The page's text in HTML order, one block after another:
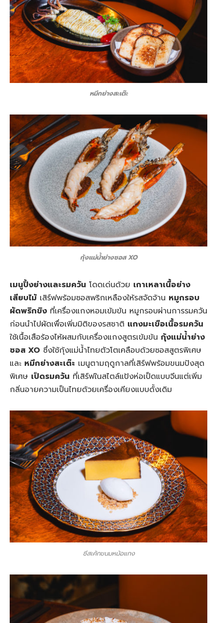
หมึกย่างสะเต๊ะ
กุ้งแม่น้ำย่างซอส XO
เมนูปิ้งย่างและรมควัน โดดเด่นด้วย เกาเหลาเนื้อย่าง
เสียบไม้ เสิร์ฟพร้อมซอสพริกเหลืองให้รสจัดจ้าน หมูกรอบ
ผัดพริกขิง ที่เครื่องแกงหอมเข้มข้น หมูกรอบผ่านการรมควัน
ก่อนนำไปผัดเพื่อเพิ่มมิติของรสชาติ แกงมะเขือเนื้อรมควัน
ใช้เนื้อเสือร้องไห้ผสมกับเครื่องแกงสูตรเข้มข้น กุ้งแม่น้ำย่าง
ซอส XO ซึ่งใช้กุ้งแม่น้ำไทยตัวโตเคลือบด้วยซอสสูตรพิเศษ
และ หมึกย่างสะเต๊ะ เมนูตามฤดูกาลที่เสิร์ฟพร้อมขนมปังสุด
พิเศษ เป็ดรมควัน ที่เสิร์ฟในสไตล์แป้งห่อเป็ดแบบจีนแต่เพิ่ม
กลิ่นอายความเป็นไทยด้วยเครื่องเคียงแบบดั้งเดิม
ซีสเค้กขนมหม้อแกง